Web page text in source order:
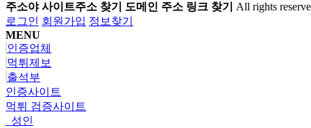
주소야 사이트주소 찾기 도메인 주소 링크 찾기 All rights
로그인 회원가입 정보찾기
MENU
인증업체
먹튀제보
출석부
인증사이트
먹튀 검증사이트
성인